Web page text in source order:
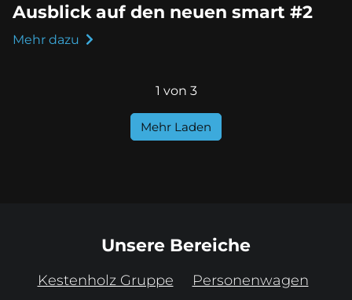
Ausblick auf den neuen smart #2
Mehr dazu
1 von 3
Mehr Laden
Unsere Bereiche
Kestenholz Gruppe Personenwagen